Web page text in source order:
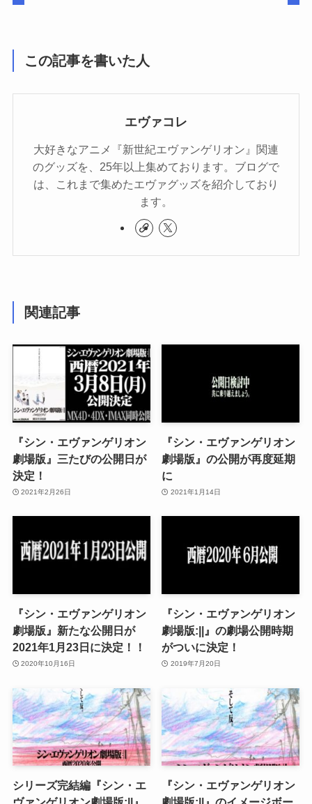
この記事を書いた人
エヴァコレ
大好きなアニメ『新世紀エヴァンゲリオン』関連
のグッズを、25年以上集めております。ブログで
は、これまで集めたエヴァグッズを紹介しており
ます。
関連記事
『シン・エヴァンゲリオン
劇場版』三たびの公開日が
決定！
2021年2月26日
『シン・エヴァンゲリオン
劇場版』の公開が再度延期
に
2021年1月14日
『シン・エヴァンゲリオン
劇場版』新たな公開日が
2021年1月23日に決定！！
2020年10月16日
『シン・エヴァンゲリオン
劇場版:||』の劇場公開時期
がついに決定！
2019年7月20日
シリーズ完結編『シン・エ
『シン・エヴァンゲリオン